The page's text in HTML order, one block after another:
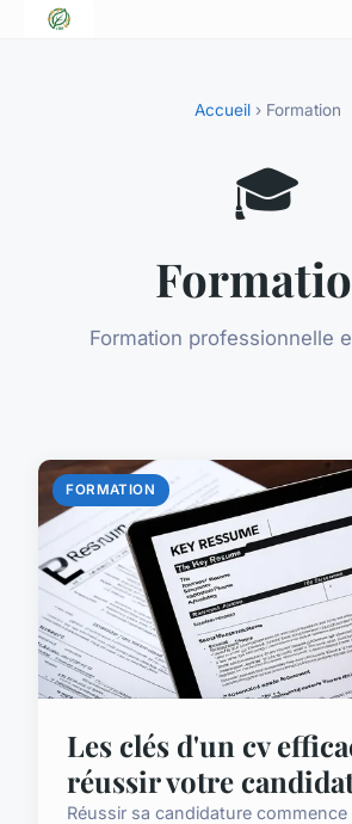
Accueil› Formation
🎓
Formation professionnelle
FORMATION
Les clés d'un cv
réussir votre
Réussir sa candidature